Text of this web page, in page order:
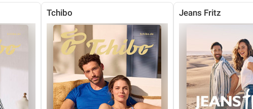
Tchibo Jeans Fritz